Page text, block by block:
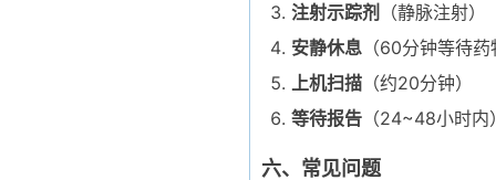
注射示踪剂
（静脉注射）
安静休息（60分钟等待药
上机扫描（约20分钟）
等待报告（24~48小时内
六、常见问题